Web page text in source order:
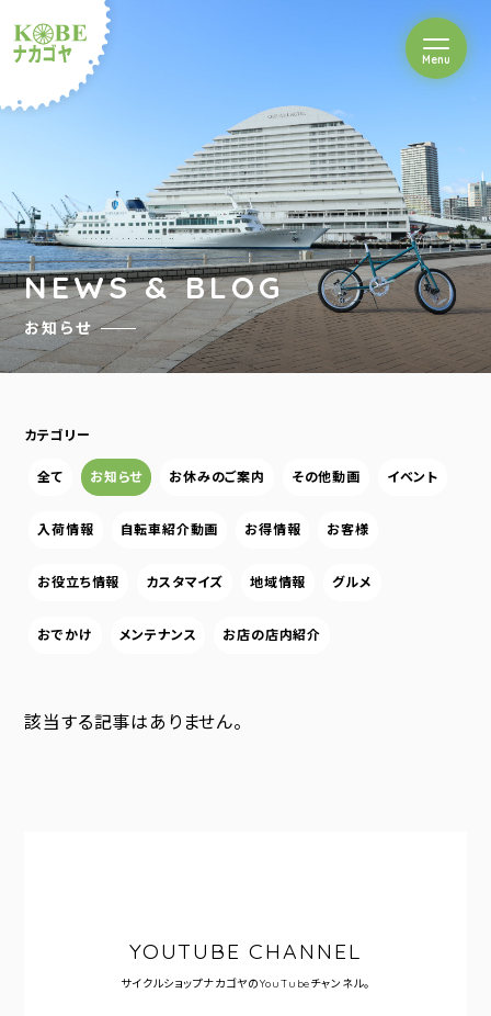
ルショップナカゴヤ
Menuを開閉
NEWS & BLOG
お知らせ
カテゴリー
全て お知らせ お休みのご案内 その他動画 イベント
入荷情報 自転車紹介動画 お得情報 お客様
お役立ち情報 カスタマイズ 地域情報 グルメ
おでかけ メンテナンス お店の店内紹介
該当する記事はありません。
YOUTUBE CHANNEL
サイクルショップナカゴヤのYouTubeチャンネル。